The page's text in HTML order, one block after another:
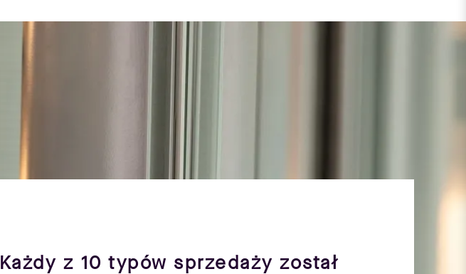
Każdy z 10 typów sprzedaży został